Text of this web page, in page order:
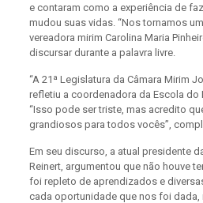
e contaram como a experiência de
mudou suas vidas. “Nos tornamos
vereadora mirim Carolina Maria
discursar durante a palavra livre.
“A 21ª Legislatura da Câmara Mirim
refletiu a coordenadora da Escola do
“Isso pode ser triste, mas acredito
grandiosos para todos vocês”,
Em seu discurso, a atual presidente
Reinert, argumentou que não houve
foi repleto de aprendizados e
cada oportunidade que nos foi dada,